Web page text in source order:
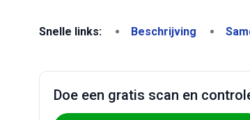
Snelle links: Beschrijving
Doe een gratis scan en